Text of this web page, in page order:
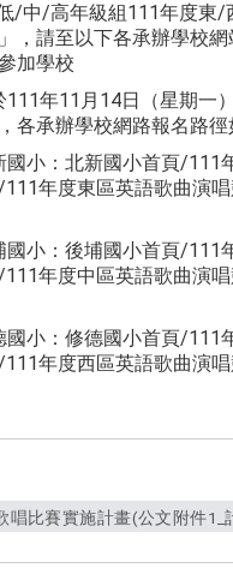
/中/高年級組111年度東/
，請至以下各承辦學校
加學校
年11月14日（星期一
各承辦學校網路報名路徑
：北新國小首頁/111
年度東區英語歌曲演
：後埔國小首頁/111
年度中區英語歌曲演
：修德國小首頁/111
年度西區英語歌曲演
唱比賽實施計畫(公文附件1_